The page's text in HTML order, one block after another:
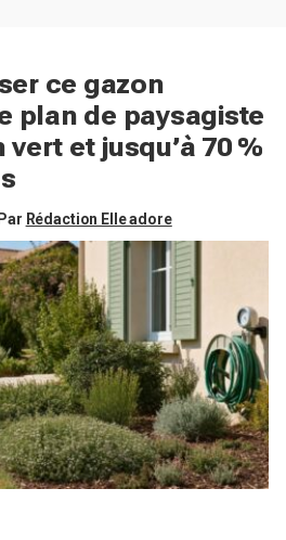
ce gazon
plan de paysagiste
et jusqu’à 70 %
Par Rédaction Elle adore